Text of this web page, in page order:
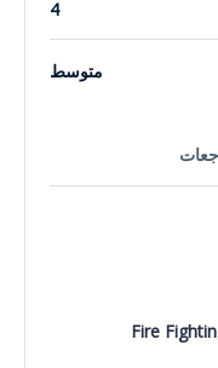
4
متوسط
Fire